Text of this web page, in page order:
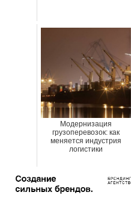
Модернизация
грузоперевозок: как
меняется индустрия
логистики